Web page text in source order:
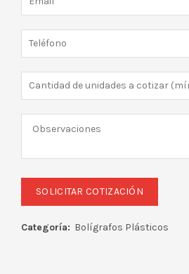
Categoría: Bolígrafos Plásticos